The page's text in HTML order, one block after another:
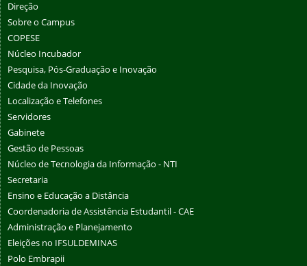
Direção
Sobre o Campus
COPESE
Núcleo Incubador
Pesquisa, Pós-Graduação e Inovação
Cidade da Inovação
Localização e Telefones
Servidores
Gabinete
Gestão de Pessoas
Núcleo de Tecnologia da Informação - NTI
Secretaria
Ensino e Educação a Distância
Coordenadoria de Assistência Estudantil - CAE
Administração e Planejamento
Eleições no IFSULDEMINAS
Polo Embrapii